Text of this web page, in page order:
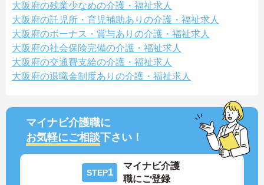
大阪府の残業少なめの介護・福祉求人
大阪府の託児所・育児補助ありの介護・福祉求人
大阪府のボーナス・賞与ありの介護・福祉求人
大阪府の社会保険完備の介護・福祉求人
大阪府の交通費支給の介護・福祉求人
大阪府の退職金制度ありの介護・福祉求人
マイナビ介護職に
お気軽にご相談下さい！
STEP1
マイナビ介護
職にご登録